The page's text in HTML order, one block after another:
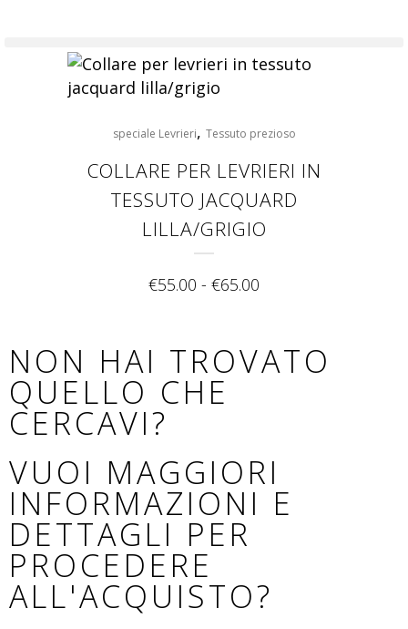
speciale Levrieri, Tessuto prezioso
COLLARE PER LEVRIERI IN
TESSUTO JACQUARD
LILLA/GRIGIO
€55.00 - €65.00
NON HAI TROVATO
QUELLO CHE
CERCAVI?
VUOI MAGGIORI
INFORMAZIONI E
DETTAGLI PER
PROCEDERE
ALL'ACQUISTO?